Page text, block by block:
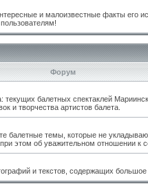
и малоизвестные факты его
Форум
балетных спектаклей
и творчества артистов балета.
балетные темы, которые не
этом об уважительном отношении к
и текстов, содержащих